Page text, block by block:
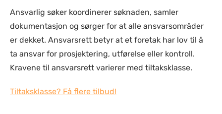
Ansvarlig søker koordinerer søknaden, samler
dokumentasjon og sørger for at alle ansvarsområder
er dekket. Ansvarsrett betyr at et foretak har lov til å
ta ansvar for prosjektering, utførelse eller kontroll.
Kravene til ansvarsrett varierer med tiltaksklasse.
Tiltaksklasse? Få flere tilbud!